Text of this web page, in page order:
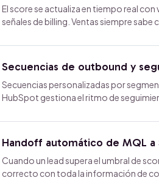
El score se actualiza en tiempo real
señales de billing. Ventas siempre sabe
Secuencias de outbound y
Secuencias personalizadas por
HubSpot gestiona el ritmo de
Handoff automático de MQL
Cuando un lead supera el umbral de
correcto con toda la información de